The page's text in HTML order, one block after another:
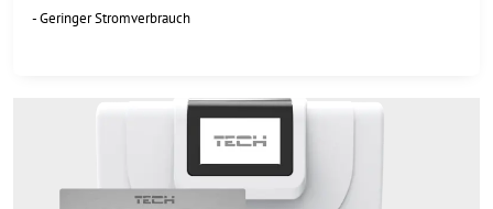
- Geringer Stromverbrauch